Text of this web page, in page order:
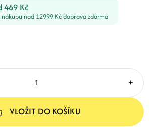
469 Kč
nákupu nad 12999 Kč doprava zdarma
+
VLOŽIT DO KOŠÍKU